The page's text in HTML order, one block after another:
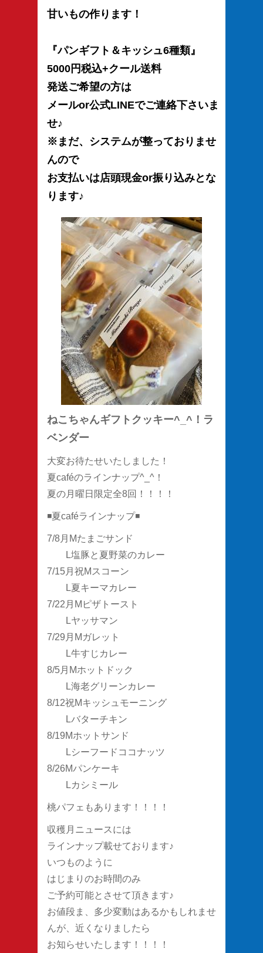
甘いもの作ります！
『パンギフト＆キッシュ6種類』
5000円税込+クール送料
発送ご希望の方は
メールor公式LINEでご連絡下さいま
せ♪
※まだ、システムが整っておりませ
んので
お支払いは店頭現金or振り込みとな
ります♪
ねこちゃんギフトクッキー^_^！ラ
ベンダー
大変お待たせいたしました！
夏caféのラインナップ^_^！
夏の月曜日限定全8回！！！！
◾️夏caféラインナップ◾️
7/8月Mたまごサンド
L塩豚と夏野菜のカレー
7/15月祝Mスコーン
L夏キーマカレー
7/22月Mピザトースト
Lヤッサマン
7/29月Mガレット
L牛すじカレー
8/5月Mホットドック
L海老グリーンカレー
8/12祝Mキッシュモーニング
Lバターチキン
8/19Mホットサンド
Lシーフードココナッツ
8/26Mパンケーキ
Lカシミール
桃パフェもあります！！！！
収穫月ニュースには
ラインナップ載せております♪
いつものように
はじまりのお時間のみ
ご予約可能とさせて頂きます♪
お値段ま、多少変動はあるかもしれませ
んが、近くなりましたら
お知らせいたします！！！！